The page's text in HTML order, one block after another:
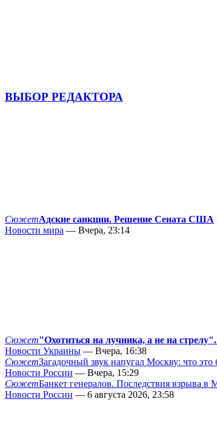
ВЫБОР РЕДАКТОРА
СюжетАдские санкции. Решение Сената США
Новости мира — Вчера, 23:14
Сюжет"Охотиться на лучника, а не на
Новости Украины — Вчера, 16:38
СюжетЗагадочный звук напугал Москву: что это
Новости России — Вчера, 15:29
СюжетБанкет генералов. Последствия взрыва в
Новости России — 6 августа 2026, 23:58